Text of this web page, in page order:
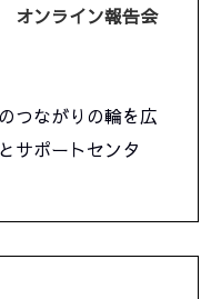
オンライン報告会
つながりの輪を広
サポートセンタ